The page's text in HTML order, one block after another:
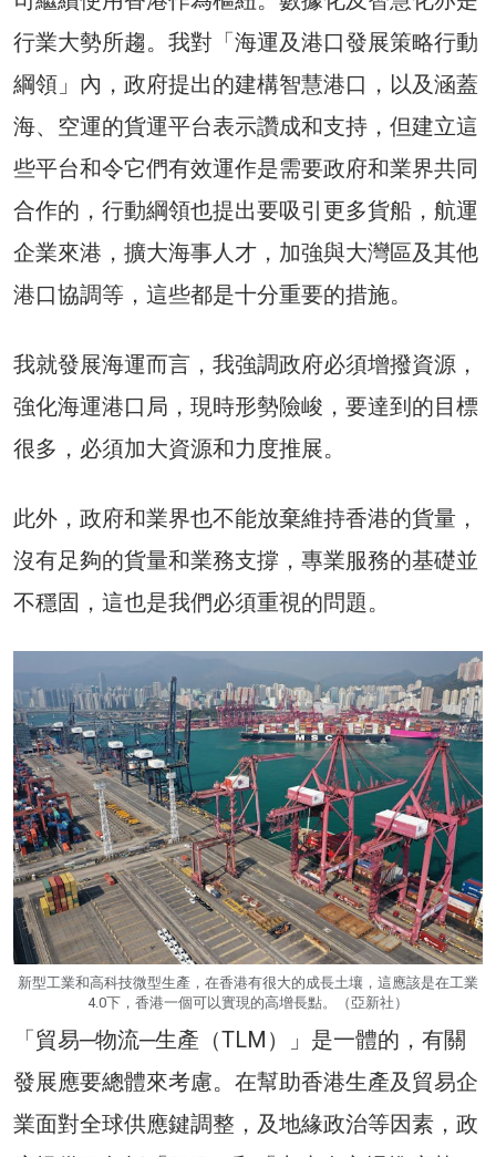
行業大勢所趨。我對「海運及港口發展策略行動
綱領」內，政府提出的建構智慧港口，以及涵蓋
海、空運的貨運平台表示讚成和支持，但建立這
些平台和令它們有效運作是需要政府和業界共同
合作的，行動綱領也提出要吸引更多貨船，航運
企業來港，擴大海事人才，加強與大灣區及其他
港口協調等，這些都是十分重要的措施。
我就發展海運而言，我強調政府必須增撥資源，
強化海運港口局，現時形勢險峻，要達到的目標
很多，必須加大資源和力度推展。
此外，政府和業界也不能放棄維持香港的貨量，
沒有足夠的貨量和業務支撐，專業服務的基礎並
不穩固，這也是我們必須重視的問題。
新型工業和高科技微型生產，在香港有很大的成長土壤，這應該是在工業
4.0下，香港一個可以實現的高增長點。（亞新社）
「貿易─物流─生產（TLM）」是一體的，有關
發展應要總體來考慮。在幫助香港生產及貿易企
業面對全球供應鍵調整，及地緣政治等因素，政